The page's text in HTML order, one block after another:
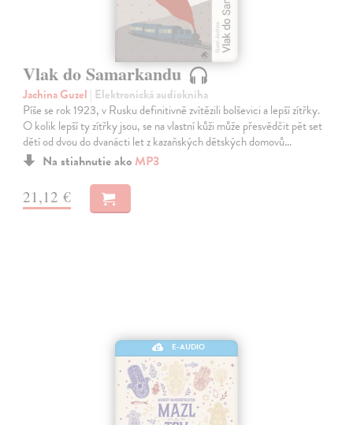
Vlak do Samarkandu
Jachina Guzel | Elektronická audiokniha
Píše se rok 1923, v Rusku definitivně zvítězili bolševici a lepší zítřky.
O kolik lepší ty zítřky jsou, se na vlastní kůži může přesvědčit pět set
dětí od dvou do dvanácti let z kazaňských dětských domovů…
Na stiahnutie ako MP3
21,12 €
E-AUDIO